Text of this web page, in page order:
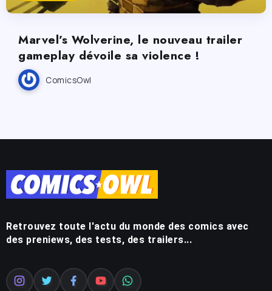
Marvel’s Wolverine, le nouveau trailer
gameplay dévoile sa violence !
ComicsOwl
Retrouvez toute l'actu du monde des comics avec
des preniews, des tests, des trailers...